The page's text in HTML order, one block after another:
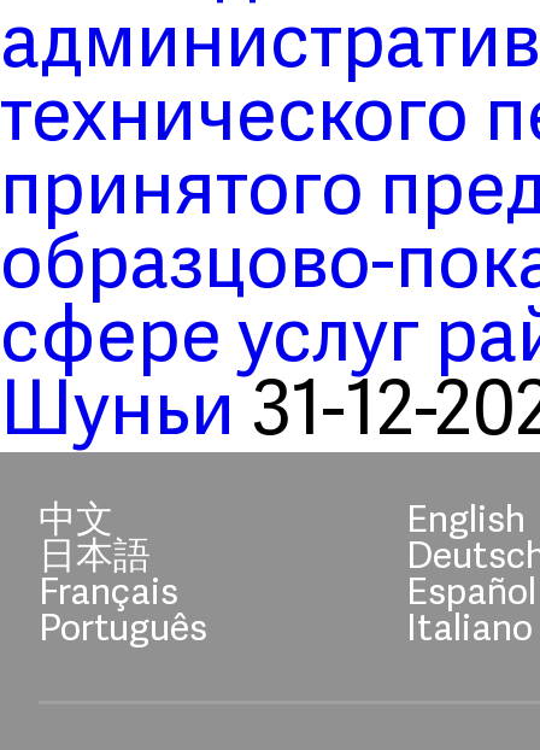
технического
принятого
образцово-
сфере услуг
Шуньи 31-12-
中文 English
日本語
Français Español
Português Italiano